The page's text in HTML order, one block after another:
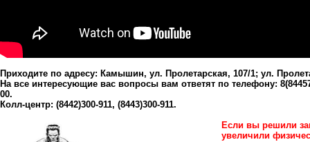
Приходите по адресу: Камышин, ул. Пролетарская, 107/1; ул.
На все интересующие вас вопросы вам ответят по телефону:
00.
Колл-центр: (8442)300-911, (8443)300-911.
Если вы решили
увеличили